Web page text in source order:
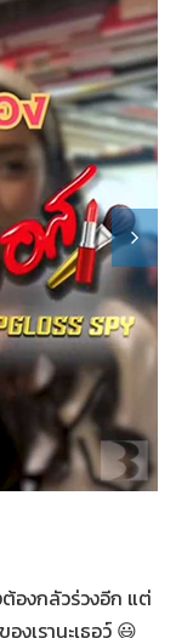
องกลัวร่วงอีก แต่
เรานะเธอว์ 😃